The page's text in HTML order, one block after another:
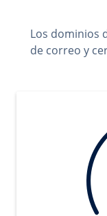
Los dominios
de correo y